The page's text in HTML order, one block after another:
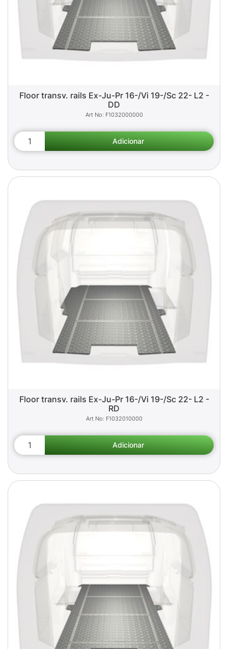
Floor transv. rails Ex-Ju-Pr 16-/Vi 19-/Sc 22- L2 -
DD
F1032000000
Floor transv. rails Ex-Ju-Pr 16-/Vi 19-/Sc 22- L2 -
RD
F1032010000